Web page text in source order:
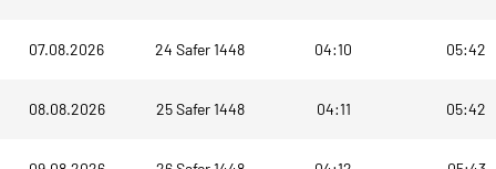
07.08.2026 24 Safer 1448 04:10 05:42
08.08.2026 25 Safer 1448 04:11 05:42